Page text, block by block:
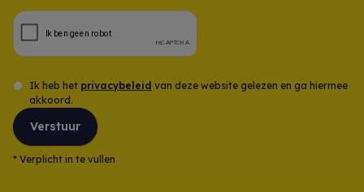
Ik heb het privacybeleid van deze website gelezen en ga hiermee
akkoord.
Verstuur
* Verplicht in te vullen